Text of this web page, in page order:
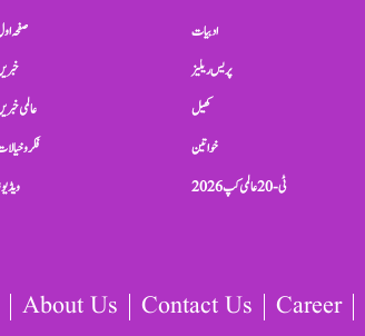
صفحہ
عالمی
فکر و
ادبیات
پریس ریلیز
کھیل
خواتین
ٹی-20 عالمی کپ 2026
About Us Contact Us Career